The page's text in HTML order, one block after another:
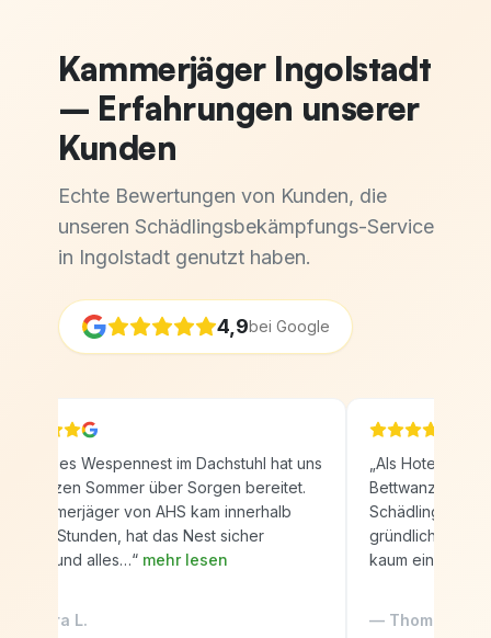
Kammerjäger Ingolstadt
– Erfahrungen unserer
Kunden
Echte Bewertungen von Kunden, die
unseren Schädlingsbekämpfungs-Service
in Ingolstadt genutzt haben.
4,9bei Google
Ein großes Wespennest im Dachstuhl hat uns
ganzen Sommer über Sorgen bereitet.
Kammerjäger von AHS kam innerhalb
Stunden, hat das Nest sicher
und alles…“ mehr lesen
Sandra L.
Als
Bettwanzen in
gründlich
kaum
— Thomas R.